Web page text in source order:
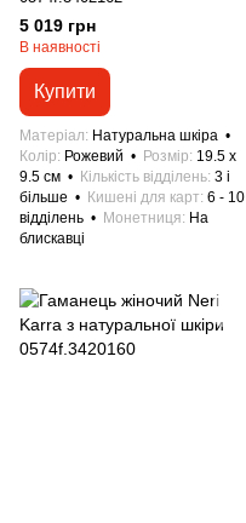
5 019 грн
В наявності
Купити
Матеріал
Натуральна шкіра
Колір
Рожевий Розмір 19.5 x
9.5 см
Кількість відділень 3 і
більше
Кишені для карт 6 - 10
відділень
Монетниця
На
блискавці